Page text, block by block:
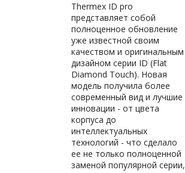
Thermex ID pro
представляет собой
полноценное обновление
уже известной своим
качеством и оригинальным
дизайном серии ID (Flat
Diamond Touch). Новая
модель получила более
современный вид и лучшие
инновации - от цвета
корпуса до
интеллектуальных
технологий - что сделало
ее не только полноценной
заменой популярной серии,